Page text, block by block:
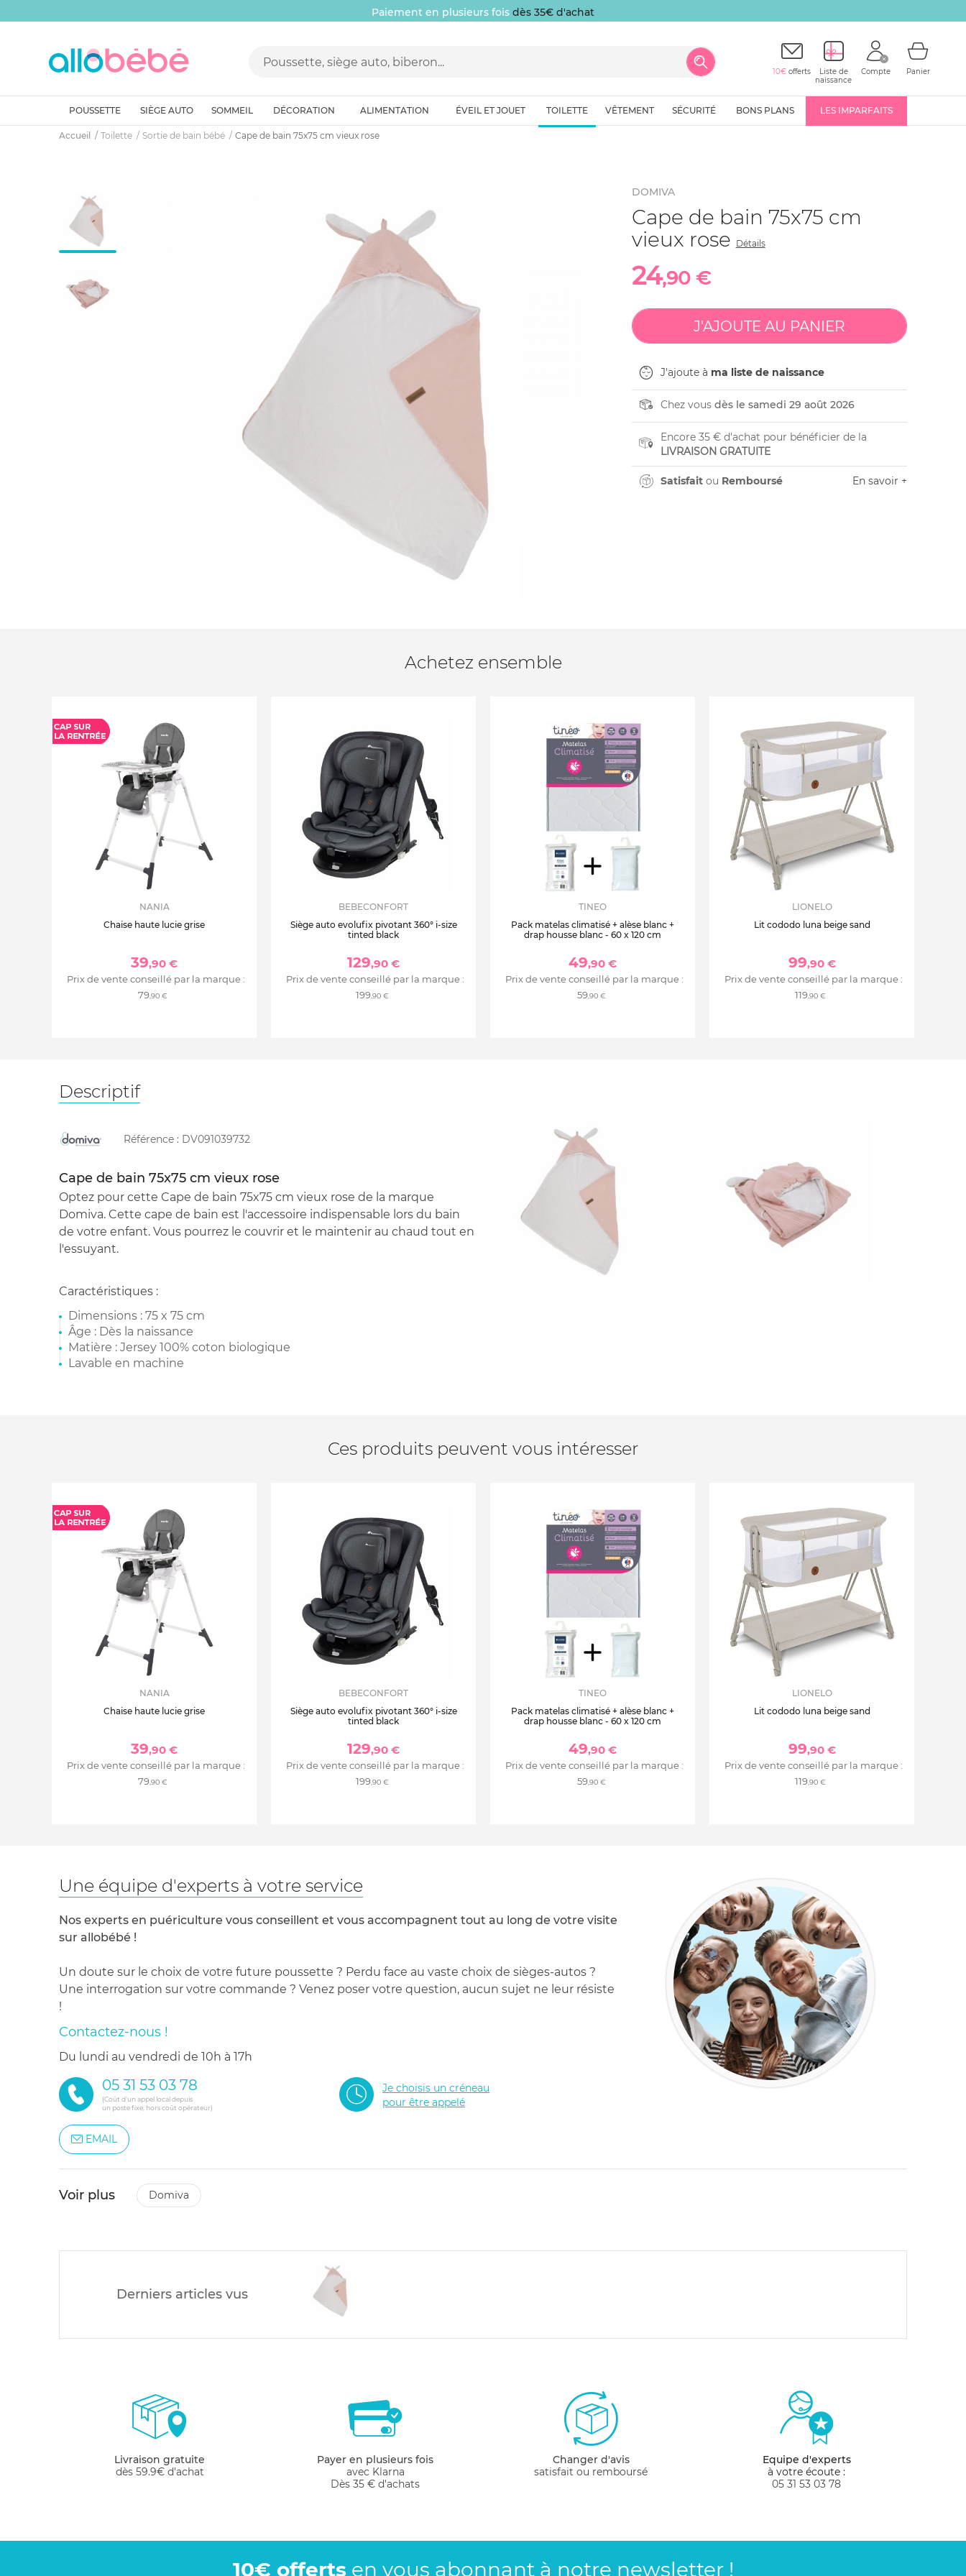
Paiement en plusieurs fois dès 35€ d'achat
10€ offerts
Liste de
naissance
Compte Panier
POUSSETTE SIÈGE AUTO SOMMEIL DÉCORATION ALIMENTATION ÉVEIL ET JOUET TOILETTE VÊTEMENT SÉCURITÉ BONS PLANS LES IMPARFAITS
Accueil Toilette Sortie de bain bébé Cape de bain 75x75 cm vieux rose
DOMIVA
Cape de bain 75x75 cm
vieux rose Détails
24,90 €
J'ajoute à ma liste de naissance
Chez vous dès le samedi 29 août 2026
Encore 35 € d'achat pour bénéficier de la
LIVRAISON GRATUITE
Satisfaitou Remboursé En savoir +
Achetez ensemble
NANIA
Chaise haute lucie grise
39,90 €
Prix de vente conseillé par la marque :
79,90 €
BEBECONFORT
Siège auto evolufix pivotant 360° i-size
tinted black
129,90 €
Prix de vente conseillé par la marque :
199,90 €
TINEO
Pack matelas climatisé + alèse blanc +
drap housse blanc - 60 x 120 cm
49,90 €
Prix de vente conseillé par la marque :
59,90 €
LIONELO
Lit cododo luna beige sand
99,90 €
Prix de vente conseillé par la marque :
119,90 €
Descriptif
Référence : DV091039732
Cape de bain 75x75 cm vieux rose
Optez pour cette Cape de bain 75x75 cm vieux rose de la marque
Domiva. Cette cape de bain est l'accessoire indispensable lors du bain
de votre enfant. Vous pourrez le couvrir et le maintenir au chaud tout en
l'essuyant.
Caractéristiques :
Dimensions : 75 x 75 cm
Âge : Dès la naissance
Matière : Jersey 100% coton biologique
Lavable en machine
Ces produits peuvent vous intéresser
NANIA
Chaise haute lucie grise
39,90 €
Prix de vente conseillé par la marque :
79,90 €
BEBECONFORT
Siège auto evolufix pivotant 360° i-size
tinted black
129,90 €
Prix de vente conseillé par la marque :
199,90 €
TINEO
Pack matelas climatisé + alèse blanc +
drap housse blanc - 60 x 120 cm
49,90 €
Prix de vente conseillé par la marque :
59,90 €
LIONELO
Lit cododo luna beige sand
99,90 €
Prix de vente conseillé par la marque :
119,90 €
Une équipe d'experts à votre service
Nos experts en puériculture vous conseillent et vous accompagnent tout au long de votre visite
sur allobébé !
Un doute sur le choix de votre future poussette ? Perdu face au vaste choix de sièges-autos ?
Une interrogation sur votre commande ? Venez poser votre question, aucun sujet ne leur résiste
!
Contactez-nous !
du lundi au vendredi de 10h à 17h
05 31 53 03 78
(Coût d'un appel local depuis
un poste fixe, hors coût opérateur)
Je choisis un créneau
pour être appelé
EMAIL
Voir plus domiva
Derniers articles vus
Livraison gratuite
dès 59.9€ d'achat
Payer en plusieurs fois
avec Klarna
Dès 35 € d'achats
Changer d'avis
satisfait ou remboursé
Equipe d'experts
à votre écoute :
05 31 53 03 78
10€ offertsen vous abonnantà notre newsletter !